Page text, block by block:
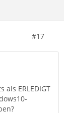
#17
ERLEDIGT